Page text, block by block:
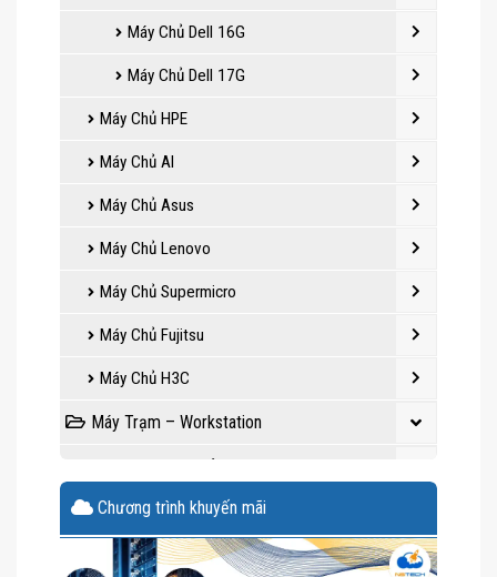
Máy Chủ Dell 16G
Máy Chủ Dell 17G
Máy Chủ HPE
Máy Chủ AI
Máy Chủ Asus
Máy Chủ Lenovo
Máy Chủ Supermicro
Máy Chủ Fujitsu
Máy Chủ H3C
Máy Trạm – Workstation
Linh Kiện Máy Chủ
Màn Hình Máy Tính
Thiết Bị Mạng
Chương trình khuyến mãi